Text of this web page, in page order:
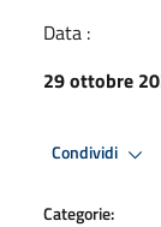
Data :
29 ottobre
Condividi
Categorie: